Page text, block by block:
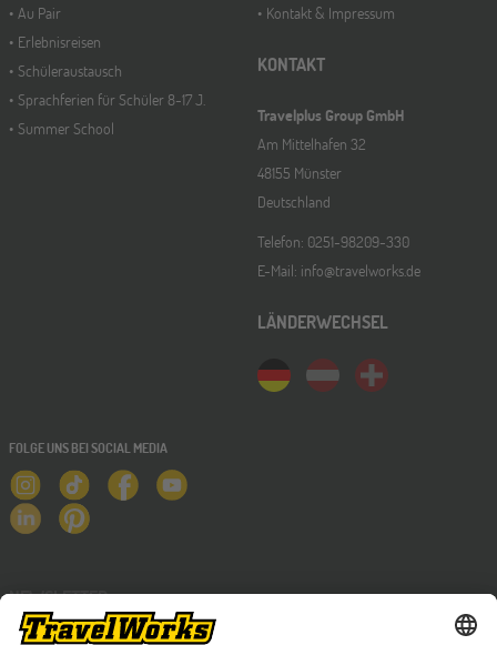
Au Pair
Erlebnisreisen
Schüleraustausch
Sprachferien für Schüler 8-17 J.
Summer School
Kontakt & Impressum
KONTAKT
Travelplus Group GmbH
Am Mittelhafen 32
48155 Münster
Deutschland
Telefon: 0251-98209-330
E-Mail: info@travelworks.de
LÄNDERWECHSEL
FOLGE UNS BEI SOCIAL MEDIA
NEWSLETTER